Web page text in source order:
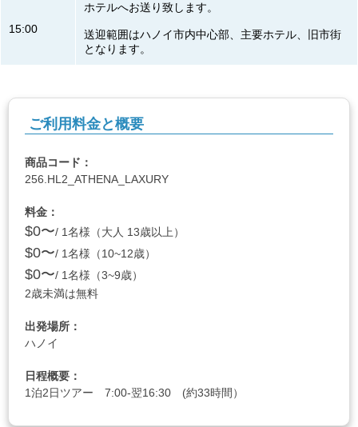
15:00
ホテルへお送り致します。
送迎範囲はハノイ市内中心部、主要ホテル、旧市街
となります。
ご利用料金と概要
商品コード：
256.HL2_ATHENA_LAXURY
料金：
$0〜/ 1名様（大人 13歳以上）
$0〜/ 1名様（10~12歳）
$0〜/ 1名様（3~9歳）
2歳未満は無料
出発場所：
ハノイ
日程概要：
1泊2日ツアー 7:00-翌16:30 (約33時間）